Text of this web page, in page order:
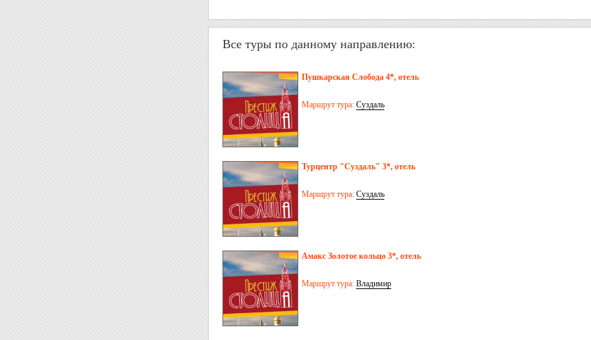
Все туры по данному направлению:
Пушкарская Слобода 4*, отель
Маршрут тура: Суздаль
Турцентр "Суздаль" 3*, отель
Маршрут тура: Суздаль
Амакс Золотое кольцо 3*, отель
Маршрут тура: Владимир